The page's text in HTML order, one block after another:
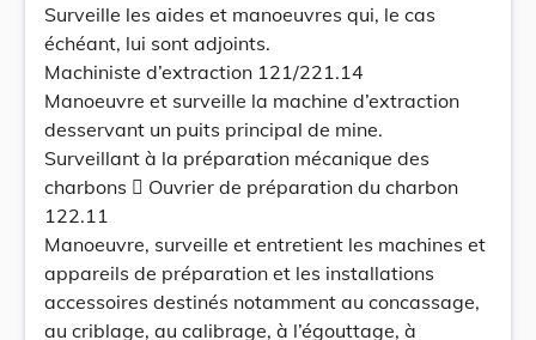
Surveille les aides et manoeuvres qui, le cas
échéant, lui sont adjoints.
Machiniste d’extraction 121/221.14
Manoeuvre et surveille la machine d’extraction
desservant un puits principal de mine.
Surveillant à la préparation mécanique des
charbons  Ouvrier de préparation du charbon
122.11
Manoeuvre, surveille et entretient les machines et
appareils de préparation et les installations
accessoires destinés notamment au concassage,
au criblage, au calibrage, à l’égouttage, à